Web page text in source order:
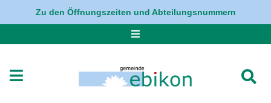
Navigation überspringen
Zu den Öffnungszeiten und Abteilungsnummern